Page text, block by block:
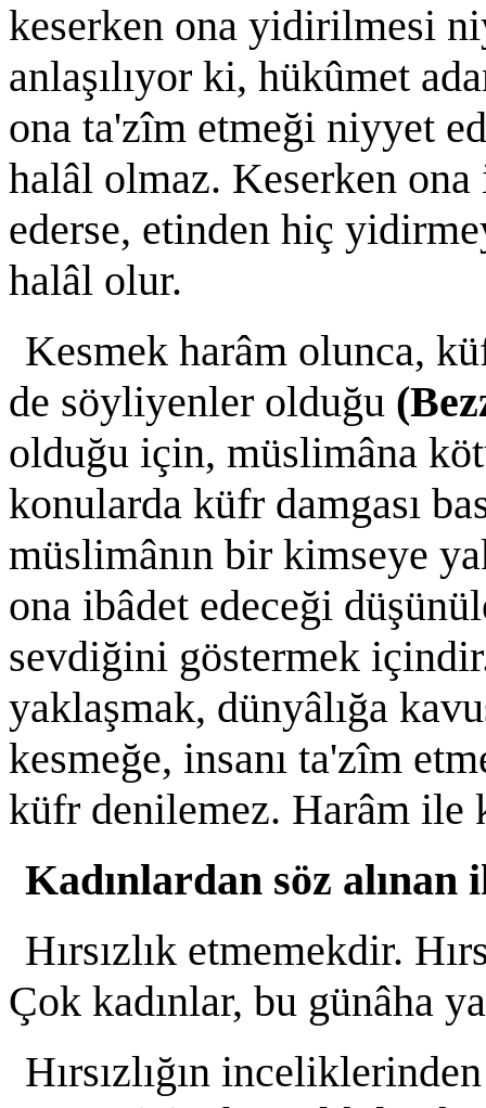
keserken ona yidirilmesi
anlaşılıyor ki, hükûmet
ona ta'zîm etmeği niyyet
halâl olmaz. Keserken
ederse, etinden hiç
halâl olur.
Kesmek harâm olunca,
de söyliyenler olduğu
olduğu için, müslimâna
konularda küfr damgası
müslimânın bir kimseye
ona ibâdet edeceği
sevdiğini göstermek
yaklaşmak, dünyâlığa
kesmeğe, insanı ta'zîm
küfr denilemez. Harâm ile
Kadınlardan söz
Hırsızlık etmemekdir.
Çok kadınlar, bu günâha
Hırsızlığın